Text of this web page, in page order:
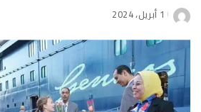
1 أبريل، 2024